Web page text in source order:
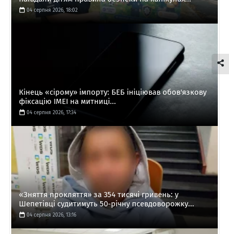
04 серпня 2026, 18:02
Кінець «сірому» імпорту: БЕБ ініціював обов'язкову
фіксацію IMEI на митниці...
04 серпня 2026, 17:34
«Зняття прокляття» за 354 тисячі гривень: у
Шепетівці судитимуть 50-річну псевдоворожку...
04 серпня 2026, 13:16